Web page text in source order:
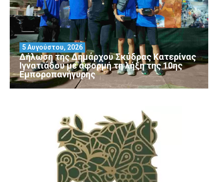
Δήλωση της Δημάρχου Σκύδρας Κατερίνας
Ιγνατιάδου με αφορμή τη λήξη της 10ης
Εμποροπανήγυρης
5 Αυγούστου, 2026